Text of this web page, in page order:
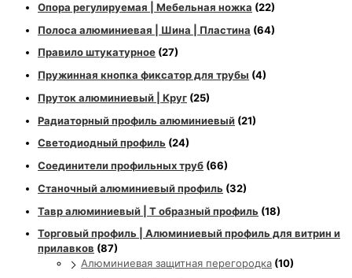
Опора регулируемая | Мебельная ножка (22)
Полоса алюминиевая | Шина | Пластина (64)
Правило штукатурное (27)
Пружинная кнопка фиксатор для трубы (4)
Пруток алюминиевый | Круг (25)
Радиаторный профиль алюминиевый (21)
Светодиодный профиль (24)
Соединители профильных труб (66)
Станочный алюминиевый профиль (32)
Тавр алюминиевый | Т образный профиль (18)
Торговый профиль | Алюминиевый профиль для витрин и
прилавков (87)
Алюминиевая защитная перегородка (10)